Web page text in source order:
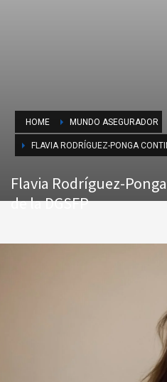
HOME MUNDO ASEGURADOR
FLAVIA RODRÍGUEZ-PONGA
Flavia Rodríguez-
de la DGSFP